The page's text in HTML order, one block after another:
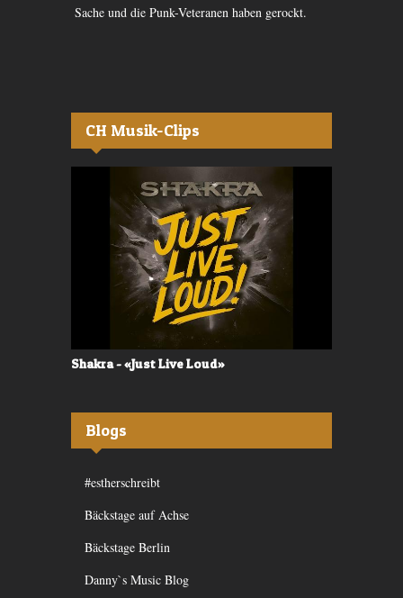
Sache und die Punk-Veteranen haben gerockt.
CH Musik-Clips
Shakra - «Just Live Loud»
Blogs
#estherschreibt
Bäckstage auf Achse
Bäckstage Berlin
Danny`s Music Blog